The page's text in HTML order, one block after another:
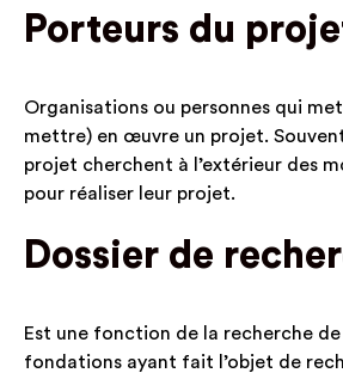
Porteurs du
Organisations ou personnes qui
mettre) en œuvre un projet.
projet cherchent à l’extérieur des
pour réaliser leur projet.
Dossier de
Est une fonction de la recherche
fondations ayant fait l’objet de